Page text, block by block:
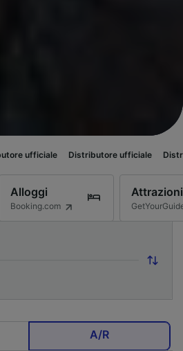
Distributore ufficiale Distributore
Alloggi
Booking.com
Attrazioni
A/R